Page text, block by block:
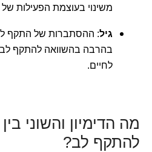
משינוי בעוצמת הפעילות של
גיל
לחיים.
מה הדימיון והשוני
להתקף לב?